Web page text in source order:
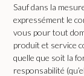
Sauf dans la
expressément le
vous pour tout
produit et service
quelle que soit la
responsabilité